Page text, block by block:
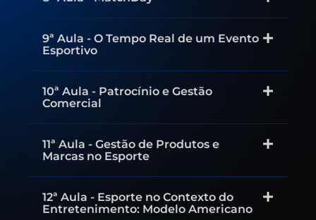
9ª Aula - O Tempo Real de um Evento
Esportivo
10ª Aula - Patrocínio e Gestão
Comercial
11ª Aula - Gestão de Produtos e
Marcas no Esporte
12ª Aula - Esporte no Contexto do
Entretenimento: Modelo Americano